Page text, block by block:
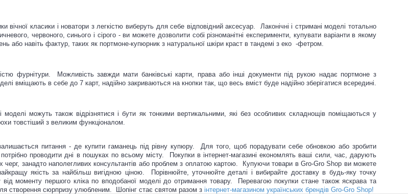
класики і новатори з легкістю виберуть для себе відповідний аксесуар. Лаконічні і стримані моделі тотально
червоного, синього і сірого - ви можете дозволити собі різноманітні експерименти, купувати варіанти в якому
або навіть фактур, таких як портмоне-купюрник з натуральної шкіри краст в тандемі з еко -фетром.
фурнітури. Можливість завжди мати банківські карти, права або інші документи під рукою надає портмоне з
вміщають в себе до 7 карт, надійно закриваються на кнопки так, що весь вміст буде надійно зберігатися всередині.
можуть також відрізнятися і бути як тонкими вертикальними, які без особливих складнощів поміщаються у
товстіший з великим функціоналом.
питання - де купити гаманець під рівну купюру. Для того, щоб порадувати себе обновкою або зробити
проводити дні в пошуках по всьому місту. Покупки в інтернет-магазині економлять ваші сили, час, дарують
черг, занадто наполегливих консультантів або проблем з оплатою картою. Купуючи товари в Gro-Gro Shop ви можете
якість за найбільш вигідною ціною. Порівнюйте, уточнюйте деталі і вибирайте доставку в будь-яку точку
моменту першого кліка по вподобаної моделі до отримання товару. Перевагою покупки стане також яскрава та
створення сюрпризу улюбленим. Шопінг стає святом разом з інтернет-магазином українських брендів Gro-Gro Shop!